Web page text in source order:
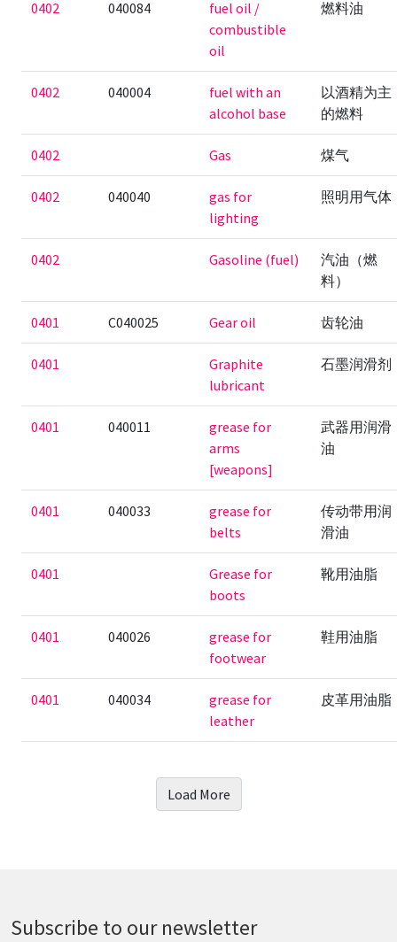
0402 040084
fuel oil /
combustible
oil
燃料油
0402 040004
fuel with an
alcohol base
以酒精为主
的燃料
0402 Gas 煤气
0402 040040
gas for
lighting
照明用气体
0402 Gasoline (fuel)
汽油（燃
料）
0401 C040025 Gear oil 齿轮油
0401
Graphite
lubricant
石墨润滑剂
0401 040011
grease for
arms
[weapons]
武器用润滑
油
0401 040033
grease for
belts
传动带用润
滑油
0401
Grease for
boots
靴用油脂
0401 040026
grease for
footwear
鞋用油脂
0401 040034
grease for
leather
皮革用油脂
Load More
Subscribe to our newsletter